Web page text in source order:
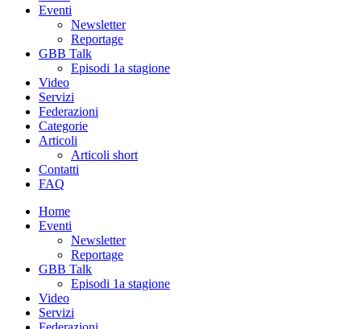
Eventi
Newsletter
Reportage
GBB Talk
Episodi 1a stagione
Video
Servizi
Federazioni
Categorie
Articoli
Articoli short
Contatti
FAQ
Home
Eventi
Newsletter
Reportage
GBB Talk
Episodi 1a stagione
Video
Servizi